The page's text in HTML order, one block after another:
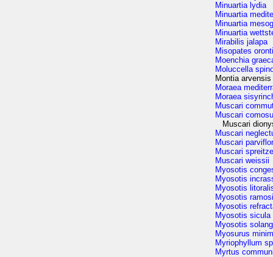
Minuartia lydia
Minuartia
Minuartia
Minuartia
Mirabilis jalapa
Misopates
Moenchia
Moluccella
Montia arvensis
Moraea
Moraea
Muscari
Muscari
Muscari
Muscari
Muscari
Muscari
Muscari weissii
Myosotis
Myosotis
Myosotis
Myosotis
Myosotis
Myosotis sicula
Myosotis
Myosurus
Myriophyllum
Myrtus